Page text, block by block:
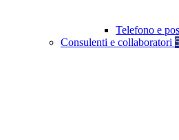
Telefono e
Consulenti e collaboratori